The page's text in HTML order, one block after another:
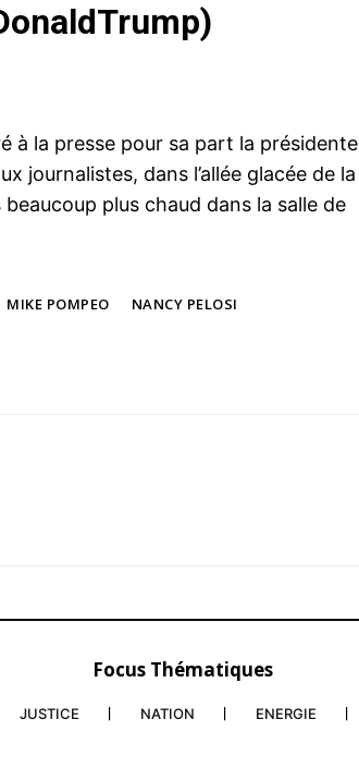
à la presse pour sa part la présidente
journalistes, dans l’allée glacée de la
plus chaud dans la salle de
MIKE POMPEO
NANCY PELOSI
Focus Thématiques
JUSTICE NATION ENERGIE